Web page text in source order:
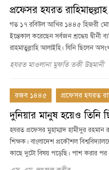
প্রফেসর হযরত
গত ১৭ রবিউল আখির ১৪৪৫ হিজরী
ইন্তেকাল করেছেন সর্বজন শ্রদ্ধেয় দ্বীনী
রাহমাতুল্লাহি আলাইহি। যিনি ছিলেন
হযরত মাওলানা মুফতি তকী উছমানী
রজব ১৪৪৫ প্রফেসর হযরত
দুনিয়ার মানুষ হয়েও তিনি
হযরত প্রফেসর মুহাম্মাদ হামীদুর রহমান
শিক্ষক। বাংলাদেশ প্রকৌশল
কাছে দুটো বিষয় পড়েছি। পাশ করার